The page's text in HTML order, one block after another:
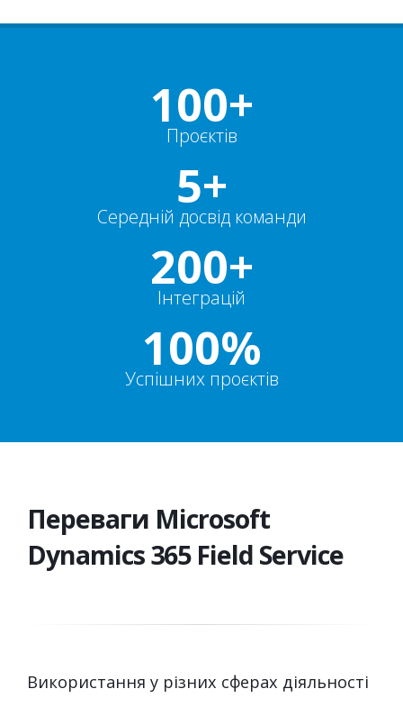
100+
Проєктів
5+
Середній досвід команди
200+
Інтеграцій
100%
Успішних проєктів
Переваги Microsoft
Dynamics 365 Field Service
Використання у різних сферах діяльності